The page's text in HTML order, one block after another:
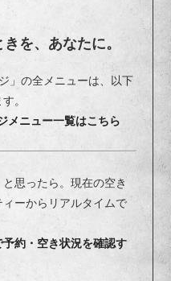
を、あなたに。
」の全メニューは、以下
。
メニュー一覧はこちら
と思ったら。現在の空き
ーからリアルタイムで
約・空き状況を確認す